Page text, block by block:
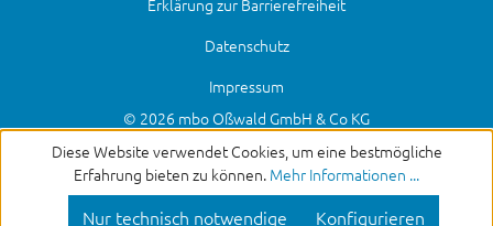
Diese Website verwendet Cookies, um eine bestmögliche
Erfahrung bieten zu können. Mehr Informationen ...
Nur technisch notwendige Konfigurieren
Erklärung zur Barrierefreiheit
Datenschutz
Impressum
© 2026 mbo Oßwald GmbH & Co KG